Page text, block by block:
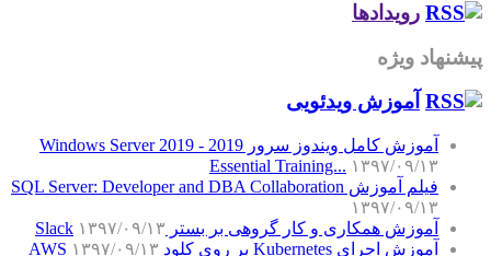
رویدادها
پیشنهاد ویژه
آموزش‌ ویدئویی
آموزش کامل ویندوز سرور 2019 - Windows Server 2019
Essential Training... ۱۳۹۷/۰۹/۱۳
فیلم آموزش SQL Server: Developer and DBA Collaboration
۱۳۹۷/۰۹/۱۳
آموزش همکاری و کار گروهی بر بستر Slack ۱۳۹۷/۰۹/۱۳
آموزش اجرای Kubernetes بر روی کلود AWS
۱۳۹۷/۰۹/۱۳